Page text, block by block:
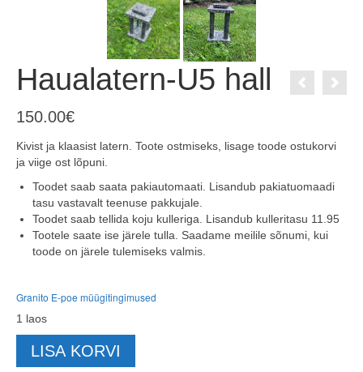
Haualatern-U5 hall
150.00€
Kivist ja klaasist latern. Toote ostmiseks, lisage toode ostukorvi
ja viige ost lõpuni.
Toodet saab saata pakiautomaati. Lisandub pakiatuomaadi
tasu vastavalt teenuse pakkujale.
Toodet saab tellida koju kulleriga. Lisandub kulleritasu 11.95
Tootele saate ise järele tulla. Saadame meilile sõnumi, kui
toode on järele tulemiseks valmis.
Granito E-poe müügitingimused
1 laos
LISA KORVI